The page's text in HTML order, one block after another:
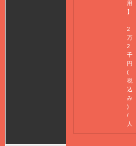
用
】
2
万
2
千
円
(
税
込
み
)
/
人